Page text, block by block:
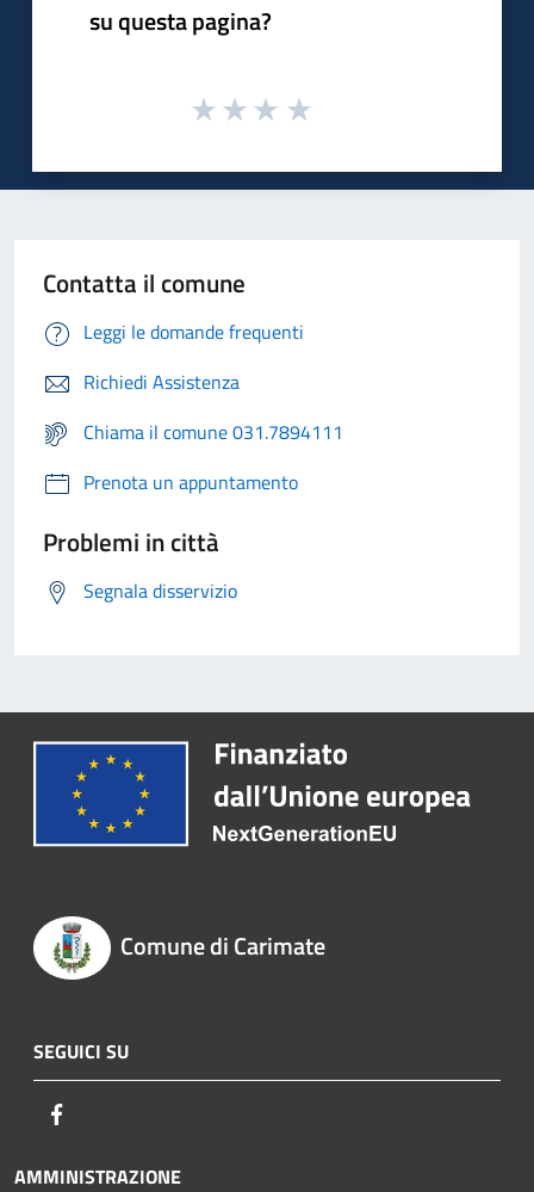
su questa pagina?
Contatta il comune
Leggi le domande frequenti
Richiedi Assistenza
Chiama il comune 031.7894111
Prenota un appuntamento
Problemi in città
Segnala disservizio
Comune di Carimate
SEGUICI SU
AMMINISTRAZIONE